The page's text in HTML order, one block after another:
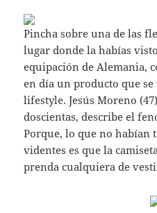
Pincha sobre una de las
lugar donde la habías
equipación de Alemania,
en día un producto que se
lifestyle. Jesús Moreno
doscientas, describe el
Porque, lo que no habían
videntes es que la
prenda cualquiera de